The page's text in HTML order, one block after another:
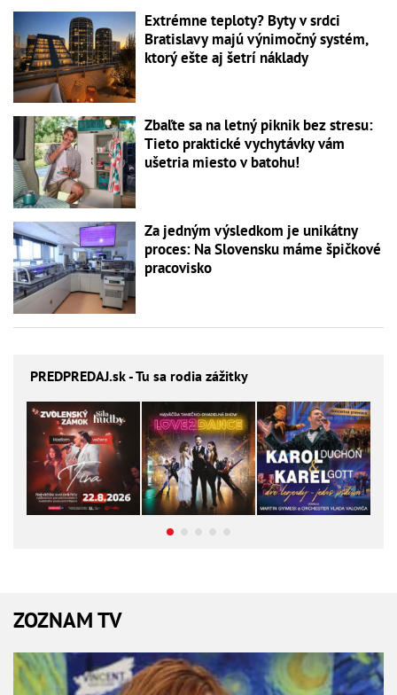
Extrémne teploty? Byty v srdci
Bratislavy majú výnimočný systém,
ktorý ešte aj šetrí náklady
Zbaľte sa na letný piknik bez stresu:
Tieto praktické vychytávky vám
ušetria miesto v batohu!
Za jedným výsledkom je unikátny
proces: Na Slovensku máme špičkové
pracovisko
PREDPREDAJ.sk - Tu sa rodia zážitky
ZOZNAM TV